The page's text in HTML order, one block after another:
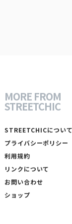
MORE FROM
STREETCHIC
STREETCHICについ
プライバシーポリシー
利用規約
リンクについて
お問い合わせ
ショップ